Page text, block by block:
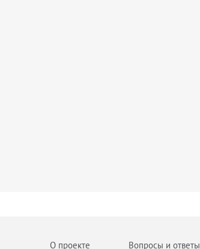
О проекте Вопросы и ответы